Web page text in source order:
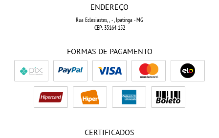
ENDEREÇO
Rua Eclesiastes, , - , Ipatinga -MG
CEP: 35164-152
FORMAS DE PAGAMENTO
CERTIFICADOS